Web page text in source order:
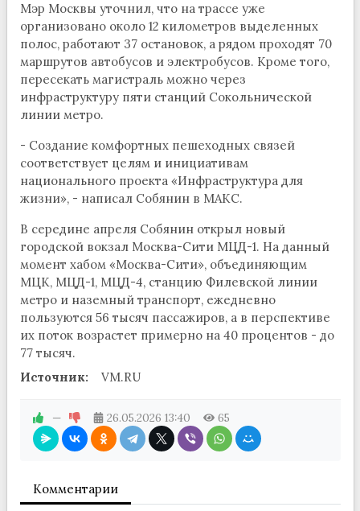
Мэр Москвы уточнил, что на трассе уже
организовано около 12 километров выделенных
полос, работают 37 остановок, а рядом проходят 70
маршрутов автобусов и электробусов. Кроме того,
пересекать магистраль можно через
инфраструктуру пяти станций Сокольнической
линии метро.
- Создание комфортных пешеходных связей
соответствует целям и инициативам
национального проекта «Инфраструктура для
жизни», - написал Собянин в МАКС.
В середине апреля Собянин открыл новый
городской вокзал Москва-Сити МЦД-1. На данный
момент хабом «Москва-Сити», объединяющим
МЦК, МЦД-1, МЦД-4, станцию Филевской линии
метро и наземный транспорт, ежедневно
пользуются 56 тысяч пассажиров, а в перспективе
их поток возрастет примерно на 40 процентов - до
77 тысяч.
Источник:
VM.RU
— 26.05.2026 13:40 65
Комментарии